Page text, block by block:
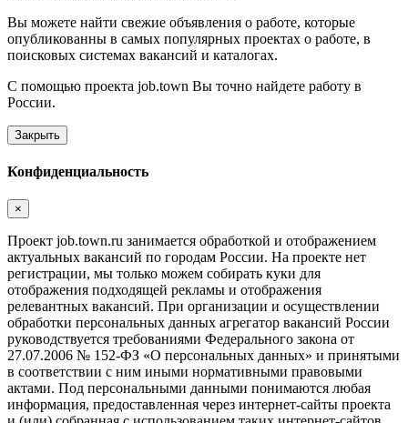
Вы можете найти свежие объявления о работе, которые
опубликованны в самых популярных проектах о работе, в
поисковых системах вакансий и каталогах.
С помощью проекта job.town Вы точно найдете работу в
России.
Закрыть
Конфиденциальность
×
Проект job.town.ru занимается обработкой и отображением
актуальных вакансий по городам России. На проекте нет
регистрации, мы только можем собирать куки для
отображения подходящей рекламы и отображения
релевантных вакансий. При организации и осуществлении
обработки персональных данных агрегатор вакансий России
руководствуется требованиями Федерального закона от
27.07.2006 № 152-ФЗ «О персональных данных» и принятыми
в соответствии с ним иными нормативными правовыми
актами. Под персональными данными понимаются любая
информация, предоставленная через интернет-сайты проекта